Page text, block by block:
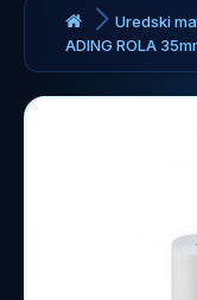
Uredski
ADING ROLA